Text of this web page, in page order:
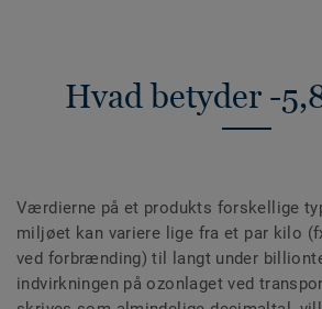
Hvad betyder -
Værdierne på et produkts forskellige
miljøet kan variere lige fra et par kilo
ved forbrænding) til langt under
indvirkningen på ozonlaget ved